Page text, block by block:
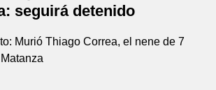
seguirá detenido